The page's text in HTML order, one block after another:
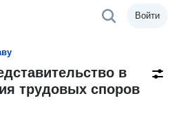
Войти
в
трудовых споров